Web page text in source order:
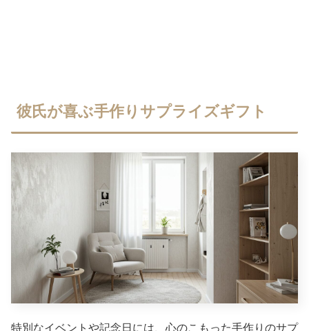
彼氏が喜ぶ手作りサプライズギフト
特別なイベントや記念日には、心のこもった手作りのサプ